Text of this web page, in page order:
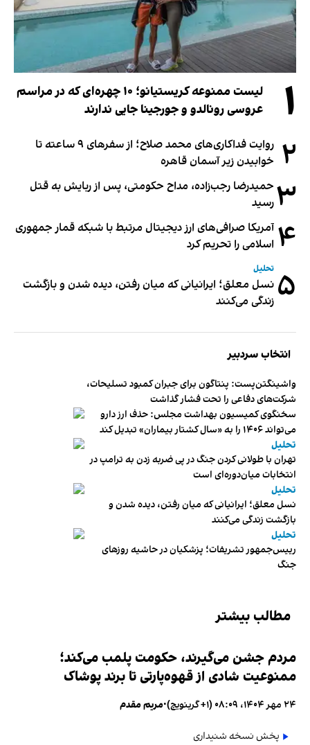
۱
لیست ممنوعه کریستیانو؛ ۱۰ چهره‌ای که در مراسم
عروسی رونالدو و جورجینا جایی ندارند
۲
روایت فداکاری‌های محمد صلاح؛ از سفرهای ۹ ساعته تا
خوابیدن زیر آسمان قاهره
۳ حمیدرضا رجب‌زاده، مداح حکومتی، پس از ربایش به قتل
رسید
۴ آمریکا صرافی‌های ارز دیجیتال مرتبط با شبکه قمار جمهوری
اسلامی را تحریم کرد
۵ تحلیل
نسل معلق؛ ایرانیانی که میان رفتن، دیده شدن و بازگشت
زندگی می‌کنند
انتخاب سردبیر
واشینگتن‌پست: پنتاگون برای جبران کمبود تسلیحات،
شرکت‌های دفاعی را تحت فشار گذاشت
سخنگوی کمیسیون بهداشت مجلس: حذف ارز دارو
می‌تواند ۱۴۰۶ را به «سال کشتار بیماران» تبدیل کند
تحلیل
تهران با طولانی کردن جنگ در پی ضربه زدن به ترامپ در
انتخابات میان‌دوره‌ای است
تحلیل
نسل معلق؛ ایرانیانی که میان رفتن، دیده شدن و
بازگشت زندگی می‌کنند
تحلیل
رییس‌جمهور تشریفات؛ پزشکیان در حاشیه روزهای
جنگ
مطالب بیشتر
مردم جشن می‌گیرند، حکومت پلمب می‌کند؛
ممنوعیت شادی از قهوه‌پارتی تا برند پوشاک
۲۴ مهر ۱۴۰۴، ۰۸:۰۹ (‎+۱ گرینویچ) •مریم مقدم
پخش نسخه شنیداری